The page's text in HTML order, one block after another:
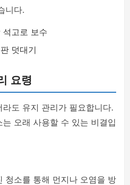
니다.
석고로 보수
덧대기
요령
도 유지 관리가 필요합니다.
오래 사용할 수 있는 비결입
청소를 통해 먼지나 오염을 방